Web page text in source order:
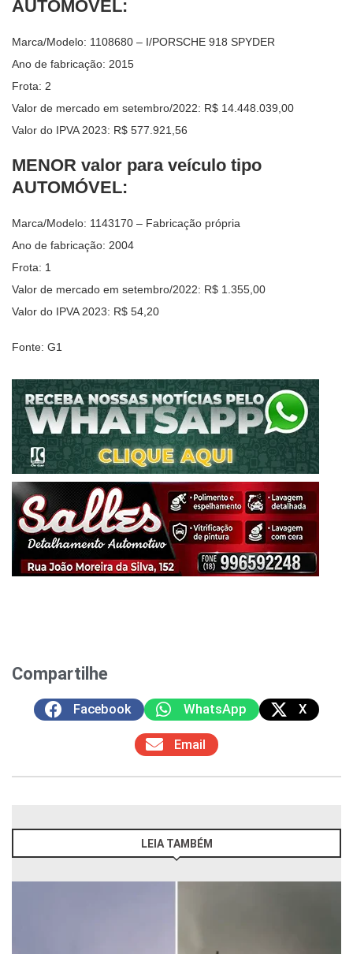
AUTOMÓVEL:
Marca/Modelo: 1108680 – I/PORSCHE 918 SPYDER
Ano de fabricação: 2015
Frota: 2
Valor de mercado em setembro/2022: R$ 14.448.039,00
Valor do IPVA 2023: R$ 577.921,56
MENOR valor para veículo tipo
AUTOMÓVEL:
Marca/Modelo: 1143170 – Fabricação própria
Ano de fabricação: 2004
Frota: 1
Valor de mercado em setembro/2022: R$ 1.355,00
Valor do IPVA 2023: R$ 54,20
Fonte: G1
Compartilhe
Facebook WhatsApp X
Email
LEIA TAMBÉM